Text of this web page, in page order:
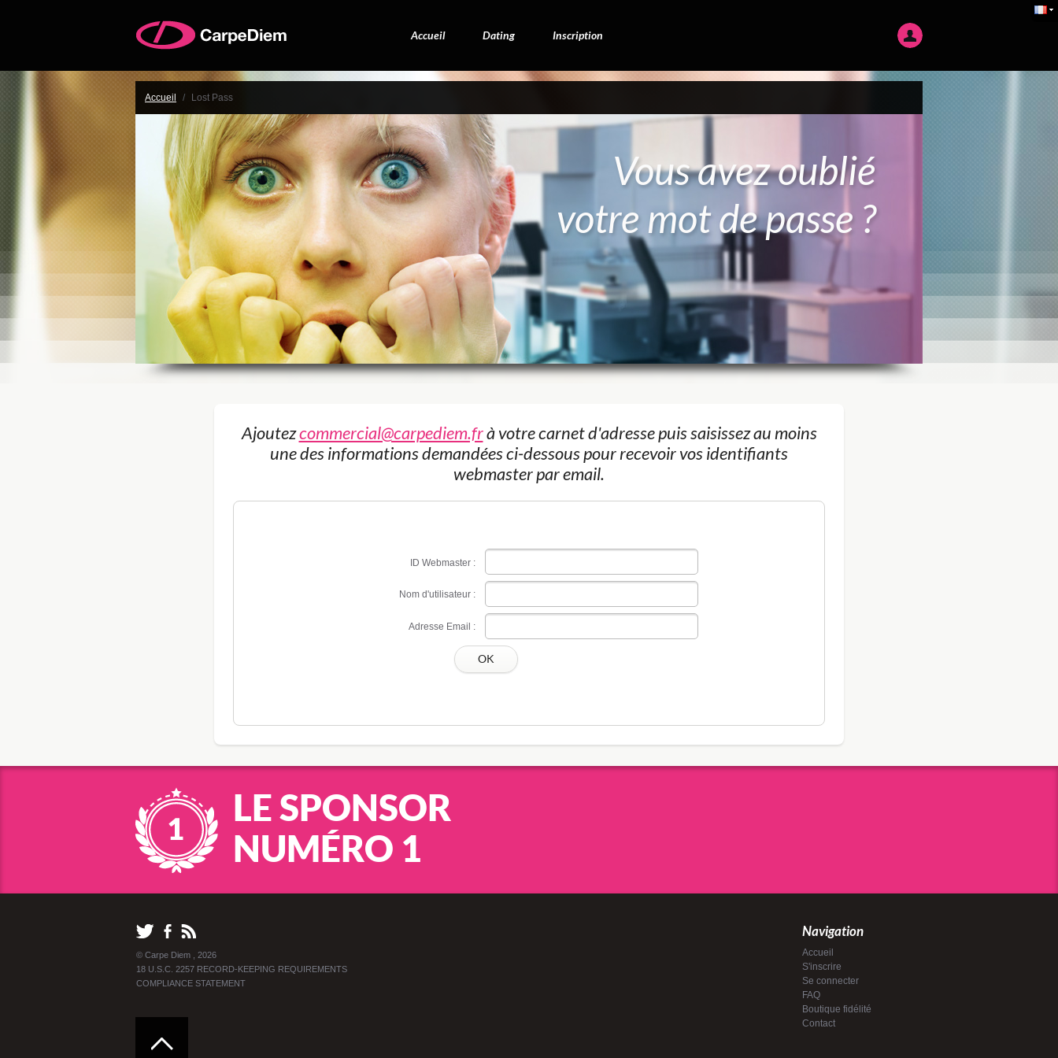
Accueil Dating Inscription
Accueil / Lost Pass
Vous avez oublié
votre mot de passe ?
Ajoutezcommercial@carpediem.frà votre carnet d'adresse puis saisissez au moins
une des informations demandées ci-dessous pour recevoir vos identifiants
webmaster par email.
ID Webmaster :
Nom d'utilisateur :
Adresse Email :
OK
LE SPONSOR
NUMÉRO 1
© Carpe Diem , 2026
18 U.S.C. 2257 RECORD-KEEPING REQUIREMENTS
COMPLIANCE STATEMENT
Navigation
Accueil
S'inscrire
Se connecter
FAQ
Boutique fidélité
Contact